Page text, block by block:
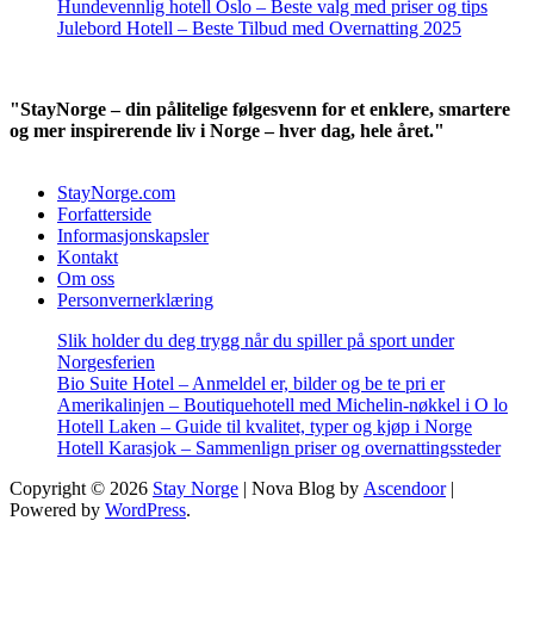
Hundevennlig hotell Oslo – Beste valg med priser og tips
Julebord Hotell – Beste Tilbud med Overnatting 2025
"StayNorge – din pålitelige følgesvenn for et enklere, smartere
og mer inspirerende liv i Norge – hver dag, hele året."
StayNorge.com
Forfatterside
Informasjonskapsler
Kontakt
Om oss
Personvernerklæring
Slik holder du deg trygg når du spiller på sport under
Norgesferien
Bio Suite Hotel – Anmeldel er, bilder og be te pri er
Amerikalinjen – Boutiquehotell med Michelin-nøkkel i O lo
Hotell Laken – Guide til kvalitet, typer og kjøp i Norge
Hotell Karasjok – Sammenlign priser og overnattingssteder
Copyright © 2026 Stay Norge | Nova Blog by Ascendoor|
Powered by WordPress.